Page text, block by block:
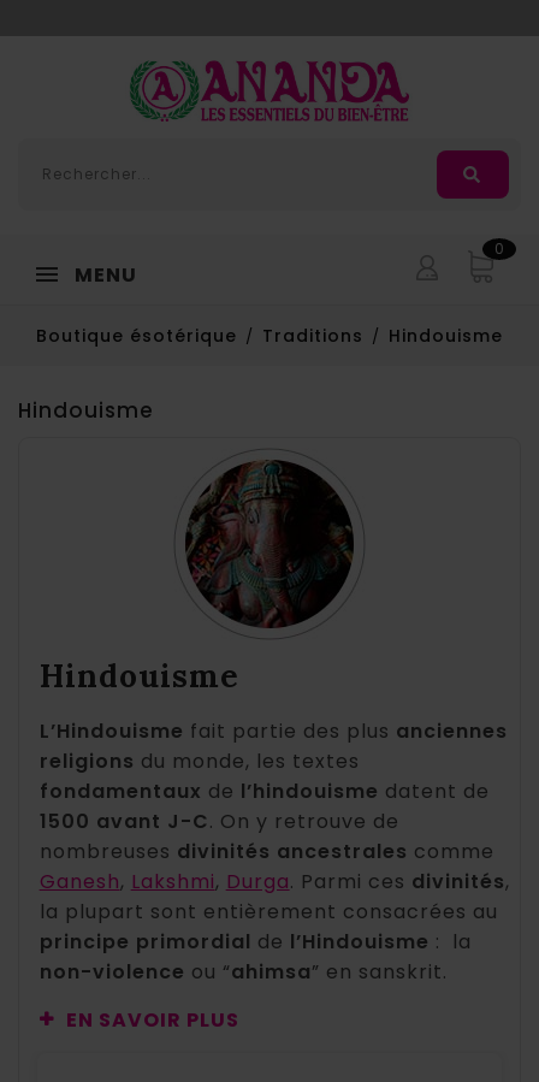
MENU
0
Boutique ésotérique Traditions Hindouisme
Hindouisme
Hindouisme
L’Hindouisme fait partie des plus anciennes
religions du monde, les textes
fondamentaux de l’hindouisme datent de
1500 avant J-C. On y retrouve de
nombreuses divinités ancestrales comme
Ganesh, Lakshmi, Durga. Parmi ces divinités,
la plupart sont entièrement consacrées au
principe primordial de l’Hindouisme : la
non-violence ou “ahimsa” en sanskrit.
EN SAVOIR PLUS